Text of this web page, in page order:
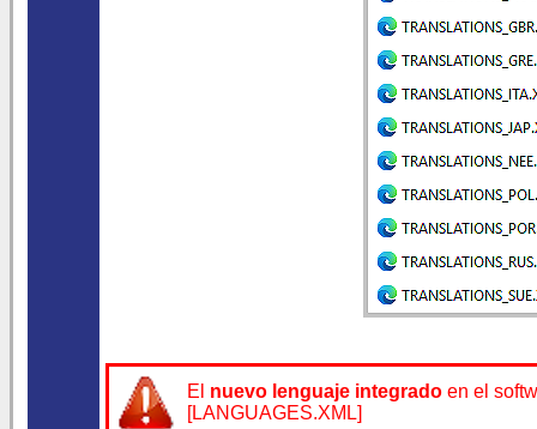
El nuevo lenguaje integrado en el
[LANGUAGES.XML]